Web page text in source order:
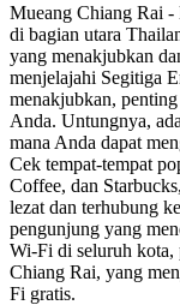
Mueang Chiang Rai -
di bagian utara
yang menakjubkan
menjelajahi Segitiga
menakjubkan,
Anda. Untungnya,
mana Anda dapat
Cek tempat-tempat
Coffee, dan
lezat dan terhubung
pengunjung yang
Wi-Fi di seluruh kota,
Chiang Rai, yang
Fi gratis.